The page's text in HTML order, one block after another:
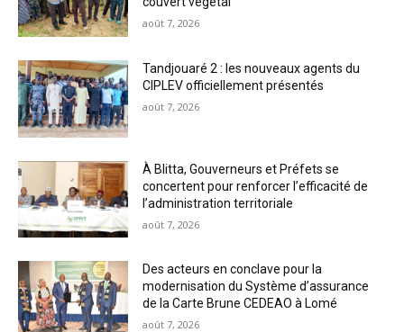
août 7, 2026
Tandjouaré 2 : les nouveaux agents du
CIPLEV officiellement présentés
août 7, 2026
À Blitta, Gouverneurs et Préfets se
concertent pour renforcer l’efficacité de
l’administration territoriale
août 7, 2026
Des acteurs en conclave pour la
modernisation du Système d’assurance
de la Carte Brune CEDEAO à Lomé
août 7, 2026